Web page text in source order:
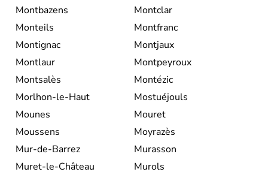
Montbazens
Montclar
Monteils
Montfranc
Montignac
Montjaux
Montlaur
Montpeyroux
Montsalès
Montézic
Morlhon-le-Haut
Mostuéjouls
Mounes
Mouret
Moussens
Moyrazès
Mur-de-Barrez
Murasson
Muret-le-Château
Murols